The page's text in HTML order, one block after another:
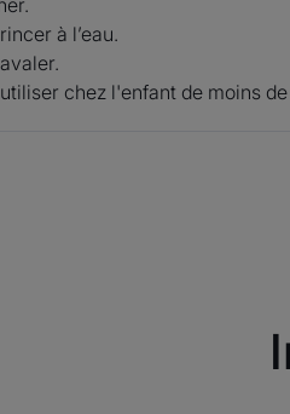
à l’eau.
chez l'enfant de moins de